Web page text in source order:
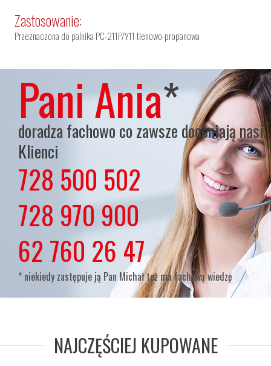
Zastosowanie:
Przeznaczona do palnika PC-211P/Y11 tlenowo-propanowa
Pani Ania*
doradza fachowo co zawsze doceniają nasi
Klienci
728 500 502
lub
728 970 900
lub
62 760 26 47
* niekiedy zastępuje ją Pan Michał też ma fachową wiedzę
NAJCZĘŚCIEJ KUPOWANE